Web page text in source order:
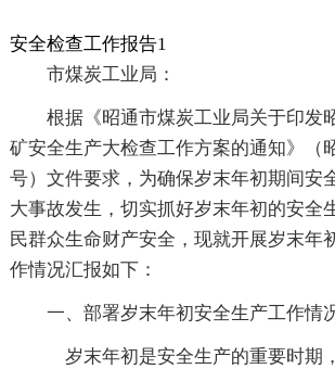
安全检查工作报告1
市煤炭工业局：
根据《昭通市煤炭工业局关于印发
矿安全生产大检查工作方案的通知》（
号）文件要求，为确保岁末年初期间安
大事故发生，切实抓好岁末年初的安全
民群众生命财产安全，现就开展岁末年
作情况汇报如下：
一、部署岁末年初安全生产工作情
岁末年初是安全生产的重要时期